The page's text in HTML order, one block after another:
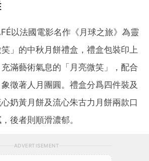
以法國電影名作《月球之旅》為靈
」的中秋月餅禮盒，禮盒包裝印上
滿藝術氣息的「月亮微笑」，配合
徵著人月團圓。禮盒分爲四件裝及
奶黃月餅及流心朱古力月餅兩款口
後者則順滑濃郁。
ADVERTISEMENT